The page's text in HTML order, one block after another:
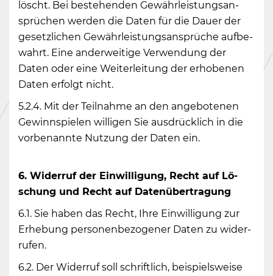
löscht. Bei be­ste­hen­den Ge­währ­leis­tungs­an­
sprü­chen wer­den die Daten für die Dauer der
ge­setz­li­chen Ge­währ­leis­tungs­an­sprü­che auf­be­
wahrt. Eine an­der­wei­ti­ge Ver­wen­dung der
Daten oder eine Wei­ter­lei­tung der er­ho­be­nen
Daten er­folgt nicht.
5.2.4. Mit der Teil­nah­me an den an­ge­bo­te­nen
Ge­winn­spie­len wil­li­gen Sie aus­drück­lich in die
vor­be­nann­te Nut­zung der Daten ein.
6. Wi­der­ruf der Ein­wil­li­gung, Recht auf Lö­
schung und Recht auf Da­ten­über­tra­gung
6.1. Sie haben das Recht, Ihre Ein­wil­li­gung zur
Er­he­bung per­so­nen­be­zo­ge­ner Daten zu wi­der­
ru­fen.
6.2. Der Wi­der­ruf soll schrift­lich, bei­spiels­wei­se